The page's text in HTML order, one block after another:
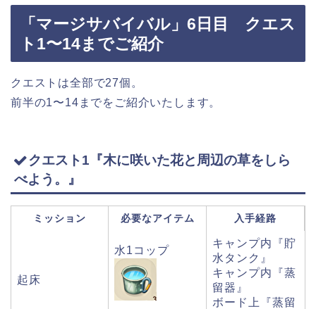
「マージサバイバル」6日目 クエス
ト1〜14までご紹介
クエストは全部で27個。
前半の1〜14までをご紹介いたします。
クエスト1『木に咲いた花と周辺の草をしら
べよう。』
ミッション 必要なアイテム 入手経路
起床
水1コップ
キャンプ内『貯
水タンク』
キャンプ内『蒸
留器』
ボード上『蒸留